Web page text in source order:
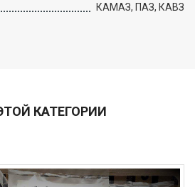
КАМАЗ, ПАЗ, КАВЗ
КАТЕГОРИИ